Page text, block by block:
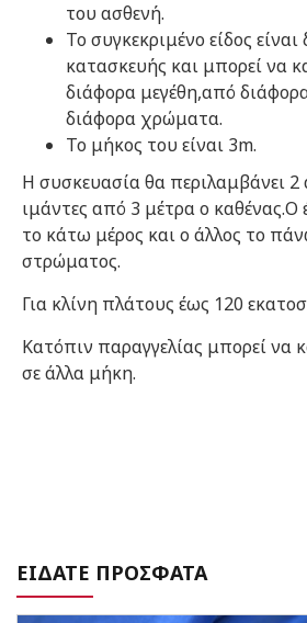
του ασθενή.
Το συγκεκριμένο είδος είναι
κατασκευής και μπορεί να
διάφορα μεγέθη,από
διάφορα χρώματα.
Το μήκος του είναι 3m.
Η συσκευασία θα περιλαμβάνει 2
ιμάντες από 3 μέτρα ο καθένας.Ο
το κάτω μέρος και ο άλλος το
στρώματος.
Για κλίνη πλάτους έως 120
Κατόπιν παραγγελίας μπορεί να
σε άλλα μήκη.
ΕΙΔΑΤΕ ΠΡΟΣΦΑΤΑ